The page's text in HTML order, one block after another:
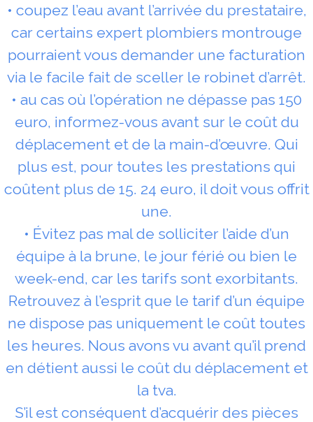
• coupez l’eau avant l’arrivée du prestataire,
car certains expert plombiers montrouge
pourraient vous demander une facturation
via le facile fait de sceller le robinet d’arrêt.
• au cas où l’opération ne dépasse pas 150
euro, informez-vous avant sur le coût du
déplacement et de la main-d’œuvre. Qui
plus est, pour toutes les prestations qui
coûtent plus de 15. 24 euro, il doit vous offrit
une.
• Évitez pas mal de solliciter l’aide d’un
équipe à la brune, le jour férié ou bien le
week-end, car les tarifs sont exorbitants.
Retrouvez à l’esprit que le tarif d’un équipe
ne dispose pas uniquement le coût toutes
les heures. Nous avons vu avant qu’il prend
en détient aussi le coût du déplacement et
la tva.
S’il est conséquent d’acquérir des pièces